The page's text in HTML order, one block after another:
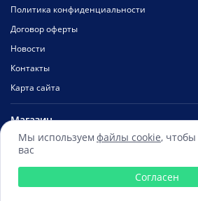
Мы используем файлы cookie, чтобы
вас
Согласен
Политика конфиденциальности
Договор оферты
Новости
Контакты
Карта сайта
Магазин
Каталог